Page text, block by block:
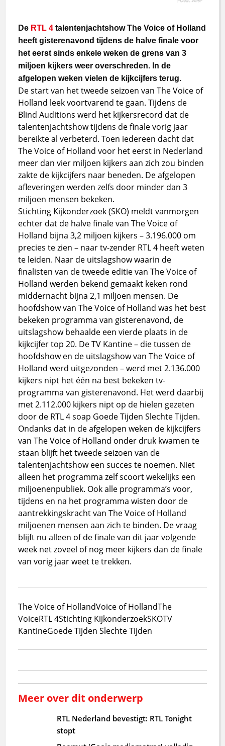
De RTL 4 talentenjachtshow The Voice of Holland
heeft gisterenavond tijdens de halve finale voor
het eerst sinds enkele weken de grens van 3
miljoen kijkers weer overschreden. In de
afgelopen weken vielen de kijkcijfers terug.
De start van het tweede seizoen van The Voice of
Holland leek voortvarend te gaan. Tijdens de
Blind Auditions werd het kijkersrecord dat de
talentenjachtshow tijdens de finale vorig jaar
bereikte al verbeterd. Toen iedereen dacht dat
The Voice of Holland voor het eerst in Nederland
meer dan vier miljoen kijkers aan zich zou binden
zakte de kijkcijfers naar beneden. De afgelopen
afleveringen werden zelfs door minder dan 3
miljoen mensen bekeken.
Stichting Kijkonderzoek (SKO) meldt vanmorgen
echter dat de halve finale van The Voice of
Holland bijna 3,2 miljoen kijkers – 3.196.000 om
precies te zien – naar tv-zender RTL 4 heeft weten
te leiden. Naar de uitslagshow waarin de
finalisten van de tweede editie van The Voice of
Holland werden bekend gemaakt keken rond
middernacht bijna 2,1 miljoen mensen. De
hoofdshow van The Voice of Holland was het best
bekeken programma van gisterenavond, de
uitslagshow behaalde een vierde plaats in de
kijkcijfer top 20. De TV Kantine – die tussen de
hoofdshow en de uitslagshow van The Voice of
Holland werd uitgezonden – werd met 2.136.000
kijkers nipt het één na best bekeken tv-
programma van gisterenavond. Het werd daarbij
met 2.112.000 kijkers nipt op de hielen gezeten
door de RTL 4 soap Goede Tijden Slechte Tijden.
Ondanks dat in de afgelopen weken de kijkcijfers
van The Voice of Holland onder druk kwamen te
staan blijft het tweede seizoen van de
talentenjachtshow een succes te noemen. Niet
alleen het programma zelf scoort wekelijks een
miljoenenpubliek. Ook alle programma’s voor,
tijdens en na het programma wisten door de
aantrekkingskracht van The Voice of Holland
miljoenen mensen aan zich te binden. De vraag
blijft nu alleen of de finale van dit jaar volgende
week net zoveel of nog meer kijkers dan de finale
van vorig jaar weet te trekken.
The Voice of HollandVoice of HollandThe
VoiceRTL 4Stichting KijkonderzoekSKOTV
KantineGoede Tijden Slechte Tijden
Meer over dit onderwerp
RTL Nederland bevestigt: RTL Tonight
stopt